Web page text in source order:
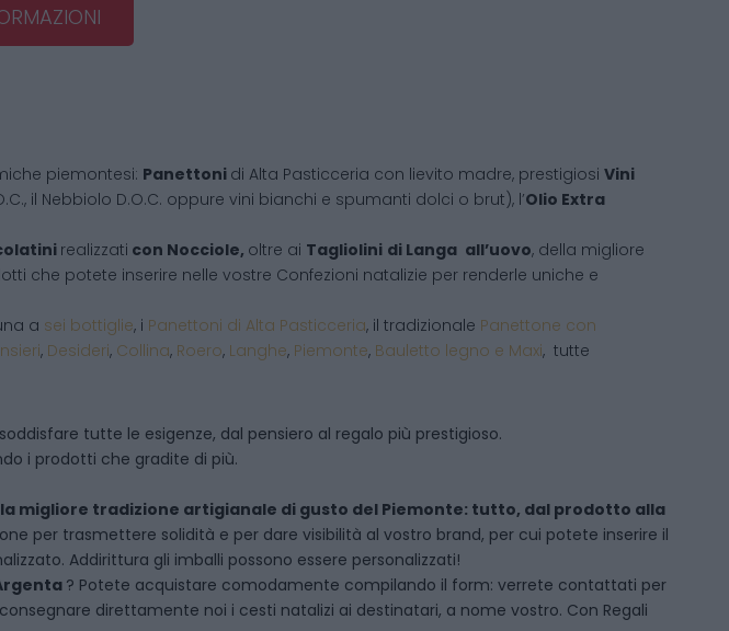
piemontesi: Panettoni di Alta Pasticceria con lievito madre, prestigiosi Vini
il Nebbiolo D.O.C. oppure vini bianchi e spumanti dolci o brut), l’Olio Extra
realizzati con Nocciole, oltre ai Tagliolini di Langa all’uovo, della migliore
che potete inserire nelle vostre Confezioni natalizie per renderle uniche e
a sei bottiglie, i Panettoni di Alta Pasticceria, il tradizionale Panettone con
, Desideri, Collina, Roero, Langhe, Piemonte, Bauletto legno e Maxi, tutte
tutte le esigenze, dal pensiero al regalo più prestigioso.
i prodotti che gradite di più.
la migliore tradizione artigianale di gusto del Piemonte: tutto, dal prodotto alla
per trasmettere solidità e per dare visibilità al vostro brand, per cui potete inserire il
Addirittura gli imballi possono essere personalizzati!
? Potete acquistare comodamente compilando il form: verrete contattati per
direttamente noi i cesti natalizi ai destinatari, a nome vostro. Con Regali